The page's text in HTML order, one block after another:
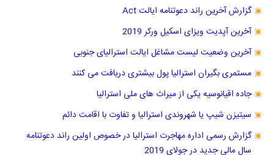
گزارش آخرین راند دعوتنامه ایالت Act
آخرین آپدیت ویزای اسکیل ورکر 2019
آخرین وضعیت لیست مشاغل ایالت استرالیای جنوبی
مستمری بگیران استرالیا پول بیشتری دریافت می کنند
جاده اقیانوسیه یکی از میراث های ملی استرالیا
سیتیزن شیپ یا شهروندی استرالیا و تفاوت با اقامت دائم
گزارش رسمی اداره مهاجرت استرالیا در خصوص اولین راند دعوتنامه
سال مالی جدید در جولای 2019